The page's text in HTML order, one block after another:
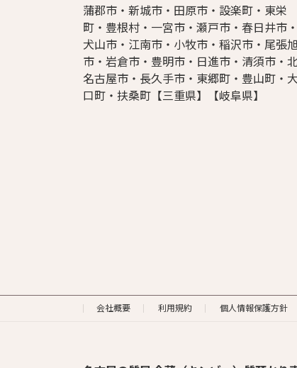
蒲郡市・新城市・田原市・設楽町・東栄
町・豊根村・一宮市・瀬戸市・春日井市・
犬山市・江南市・小牧市・稲沢市・尾張旭
市・岩倉市・豊明市・日進市・清須市・北
名古屋市・長久手市・東郷町・豊山町・大
口町・扶桑町【三重県】【岐阜県】
会社概要 利用規約 個人情報保護方針